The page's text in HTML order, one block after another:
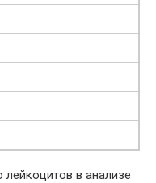
в анализе